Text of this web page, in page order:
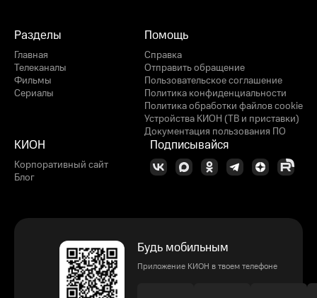
Разделы
Главная
Телеканалы
Фильмы
Сериалы
Помощь
Справка
Отправить обращение
Пользовательское соглашение
Политика конфиденциальности
Политика обработки файлов cookie
Устройства КИОН (ТВ и приставки)
Документация пользования ПО
КИОН
Корпоративный сайт
Блог
Подписывайся
Будь мобильным
Приложение КИОН в твоем телефоне